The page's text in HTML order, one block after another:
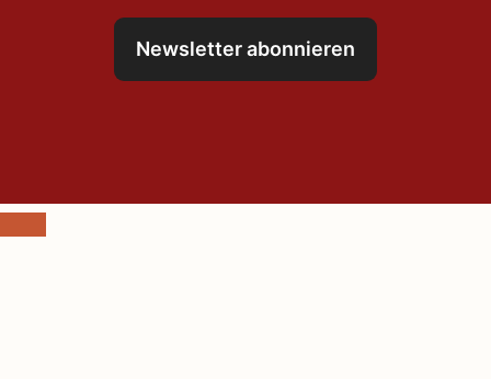
Newsletter abonnieren
Schließen